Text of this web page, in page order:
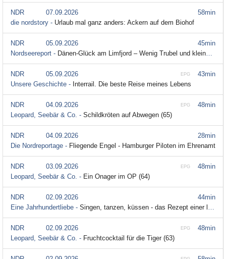
58min
NDR
07.09.2026
die nordstory - Urlaub mal ganz anders: Ackern auf dem Biohof
45min
NDR
05.09.2026
Nordseereport - Dänen-Glück am Limfjord – Wenig Trubel und kleine Inseln
43min
EPG
NDR
05.09.2026
Unsere Geschichte - Interrail. Die beste Reise meines Lebens
48min
EPG
NDR
04.09.2026
Leopard, Seebär & Co. - Schildkröten auf Abwegen (65)
28min
NDR
04.09.2026
Die Nordreportage - Fliegende Engel - Hamburger Piloten im Ehrenamt
48min
EPG
NDR
03.09.2026
Leopard, Seebär & Co. - Ein Onager im OP (64)
44min
NDR
02.09.2026
Eine Jahrhundertliebe - Singen, tanzen, küssen - das Rezept einer langen Ehe
48min
EPG
NDR
02.09.2026
Leopard, Seebär & Co. - Fruchtcocktail für die Tiger (63)